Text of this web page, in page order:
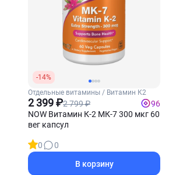
-14%
Отдельные витамины / Витамин К2
2 399 ₽2 799 ₽
96
NOW Витамин К-2 МК-7 300 мкг 60
вег капсул
0
0
В корзину